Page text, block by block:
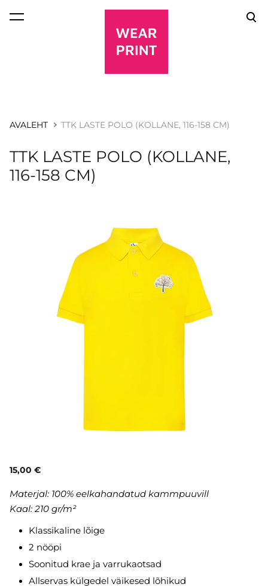
lisati ostukorvi.
AVALEHT TTK LASTE POLO (KOLLANE, 116-158 CM)
TTK LASTE POLO (KOLLANE,
116-158 CM)
15,00 €
Materjal: 100% eelkahandatud kammpuuvill
Kaal: 210 gr/m²
Klassikaline lõige
2 nööpi
Soonitud krae ja varrukaotsad
Allservas külgedel väikesed lõhikud